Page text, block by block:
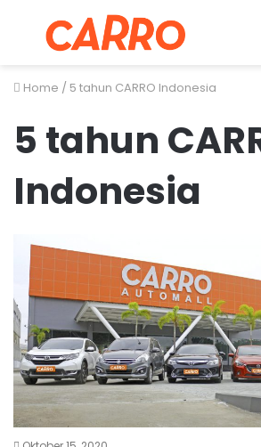
Menu
Home / 5 tahun CARRO Indonesia
5 tahun
Indonesia